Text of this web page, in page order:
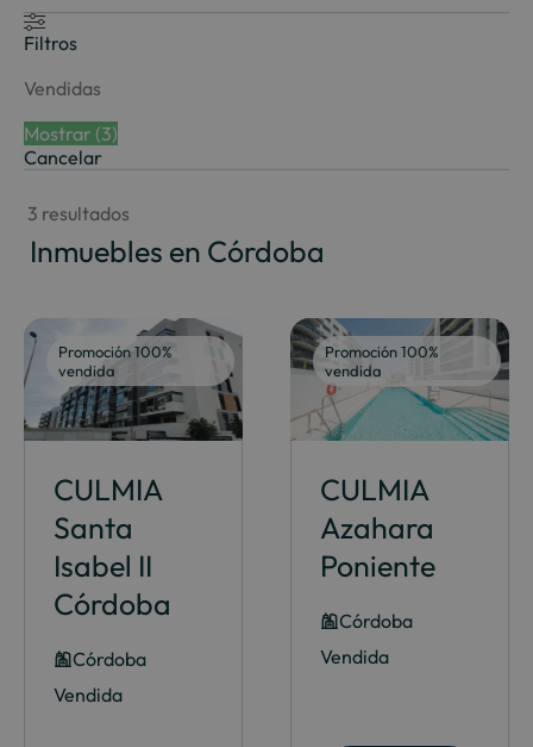
Filtros
Vendidas
Mostrar (3)
Cancelar
3 resultados
Inmuebles en Córdoba
Promoción 100%
vendida
CULMIA
Santa
Isabel II
Córdoba
Córdoba
Vendida
Promoción 100%
vendida
CULMIA
Azahara
Poniente
Córdoba
Vendida